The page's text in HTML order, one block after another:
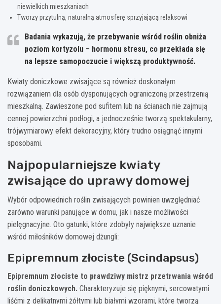
niewielkich mieszkaniach
Tworzy przytulną, naturalną atmosferę sprzyjającą relaksowi
Badania wykazują, że przebywanie wśród roślin obniża
poziom kortyzolu – hormonu stresu, co przekłada się
na lepsze samopoczucie i większą produktywność.
Kwiaty doniczkowe zwisające są również doskonałym
rozwiązaniem dla osób dysponujących ograniczoną przestrzenią
mieszkalną. Zawieszone pod sufitem lub na ścianach nie zajmują
cennej powierzchni podłogi, a jednocześnie tworzą spektakularny,
trójwymiarowy efekt dekoracyjny, który trudno osiągnąć innymi
sposobami.
Najpopularniejsze kwiaty
zwisające do uprawy domowej
Wybór odpowiednich roślin zwisających powinien uwzględniać
zarówno warunki panujące w domu, jak i nasze możliwości
pielęgnacyjne. Oto gatunki, które zdobyły największe uznanie
wśród miłośników domowej dżungli:
Epipremnum złociste (Scindapsus)
Epipremnum złociste to prawdziwy mistrz przetrwania wśród
roślin doniczkowych. Charakteryzuje się pięknymi, sercowatymi
liśćmi z delikatnymi żółtymi lub białymi wzorami, które tworzą